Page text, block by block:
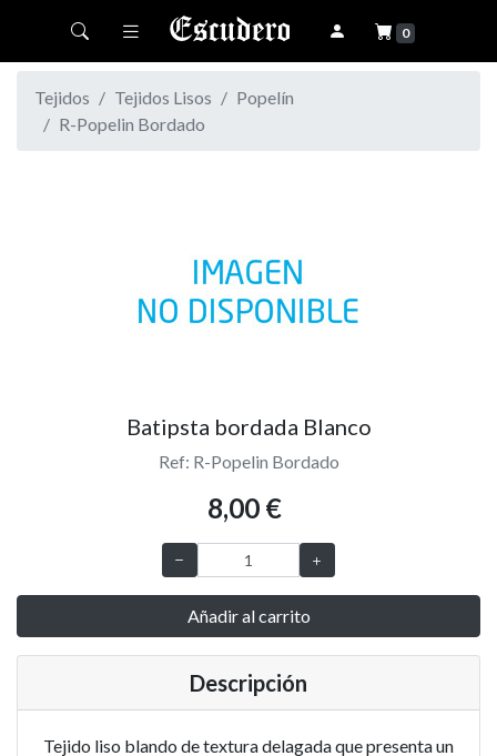
Toggle navigation 0
Tejidos Tejidos Lisos
Popelín
R-Popelin Bordado
Batipsta bordada Blanco
Ref: R-Popelin Bordado
8,00 €
Añadir al carrito
Descripción
Tejido liso blando de textura delagada que presenta un